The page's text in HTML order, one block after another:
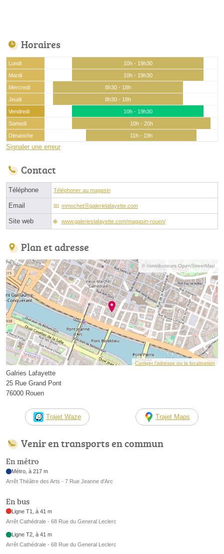
Horaires
Lundi
10h - 19h30
Mardi
10h - 19h30
Mercredi
8h30 - 18h
Jeudi
8h30 - 18h
Vendredi
10h - 19h30
Samedi
10h - 20h
Dimanche
11h - 19h
Signaler une erreur
Contact
Téléphone Téléphoner au magasin
Email mmochetⓐgalerielafayette.com
Site web www.galerieslafayette.com/magasin-rouen/
Plan et adresse
© contributeurs OpenStreetMap
Corriger l’adresse ou la localisation
Galries Lafayette
25 Rue Grand Pont
76000 Rouen
Trajet Waze Trajet Maps
Venir en transports en commun
En métro
Métro, à 217 m
Arrêt Théâtre des Arts - 7 Rue Jeanne d'Arc
En bus
Ligne T1, à 41 m
Arrêt Cathédrale - 68 Rue du General Leclerc
Ligne T2, à 41 m
Arrêt Cathédrale - 68 Rue du General Leclerc